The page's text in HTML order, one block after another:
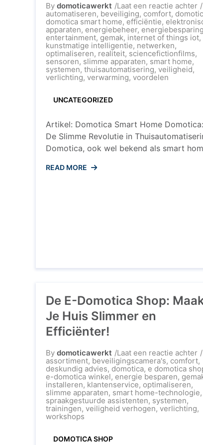
By domoticawerkt Laat een reactie achterop
in
automatiseren, beveiliging, comfort,
domotica smart home,efficiëntie,
apparaten, energiebeheer, energiebesparing
entertainment, gemak, internet of things iot,
kunstmatige intelligentie, netwerken,
optimaliseren, realiteit, sciencefictionfilms,
sensoren, slimme apparaten, smart home,
systemen, thuisautomatisering, veiligheid,
verlichting, verwarming, voordelen
UNCATEGORIZED
Artikel: Domotica Smart Home Domotica:
De Slimme Revolutie in
Domotica, ook wel bekend als smart
huis ervaren en beheren drastisch
READ MORE
De E-Domotica Shop:
Je Huis Slimmer en
Efficiënter!
By domoticawerkt Laat een reactie achterop
De
Je
assortiment, beveiligingscamera's, comfort,
deskundig advies, domotica, e domotica
e-domotica winkel, energie besparen,
installeren, klantenservice, optimaliseren,
slimme apparaten, smart home-technologie,
spraakgestuurde assistenten, systemen,
trainingen, veiligheid verhogen, verlichting,
workshops
DOMOTICA SHOP